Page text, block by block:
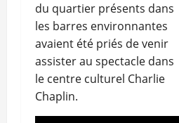
du quartier présents dans
les barres environnantes
avaient été priés de venir
assister au spectacle dans
le centre culturel Charlie
Chaplin.